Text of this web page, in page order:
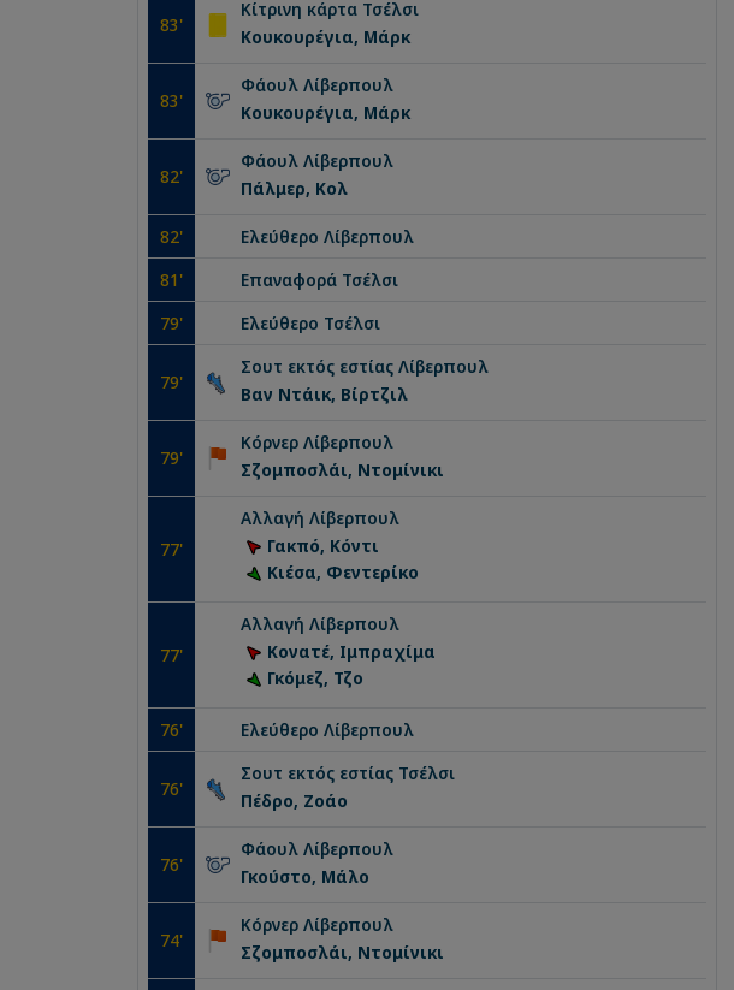
83'
Κίτρινη κάρτα Τσέλσι
Κουκουρέγια, Μάρκ
83'
Φάουλ Λίβερπουλ
Κουκουρέγια, Μάρκ
82'
Φάουλ Λίβερπουλ
Πάλμερ, Κολ
82' Ελεύθερο Λίβερπουλ
81 ' Επαναφορά Τσέλσι
79' Ελεύθερο Τσέλσι
79'
Σουτ εκτός εστίας Λίβερπουλ
Βαν Ντάικ, Βίρτζιλ
79'
Κόρνερ Λίβερπουλ
Σζομποσλάι, Ντομίνικι
77'
Αλλαγή Λίβερπουλ
Γακπό, Κόντι
Κιέσα, Φεντερίκο
77'
Αλλαγή Λίβερπουλ
Κονατέ, Ιμπραχίμα
Γκόμεζ, Τζο
76' Ελεύθερο Λίβερπουλ
76'
Σουτ εκτός εστίας Τσέλσι
Πέδρο, Ζοάο
76'
Φάουλ Λίβερπουλ
Γκούστο, Μάλο
74'
Κόρνερ Λίβερπουλ
Σζομποσλάι, Ντομίνικι